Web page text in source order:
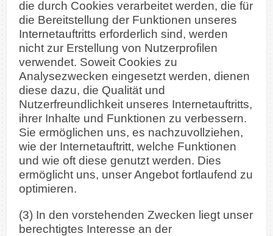
die durch Cookies verarbeitet werden, die für
die Bereitstellung der Funktionen unseres
Internetauftritts erforderlich sind, werden
nicht zur Erstellung von Nutzerprofilen
verwendet. Soweit Cookies zu
Analysezwecken eingesetzt werden, dienen
diese dazu, die Qualität und
Nutzerfreundlichkeit unseres Internetauftritts,
ihrer Inhalte und Funktionen zu verbessern.
Sie ermöglichen uns, es nachzuvollziehen,
wie der Internetauftritt, welche Funktionen
und wie oft diese genutzt werden. Dies
ermöglicht uns, unser Angebot fortlaufend zu
optimieren.
(3) In den vorstehenden Zwecken liegt unser
berechtigtes Interesse an der